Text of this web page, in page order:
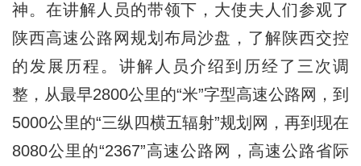
神。在讲解人员的带领下，大使夫人们参观了
陕西高速公路网规划布局沙盘，了解陕西交控
的发展历程。讲解人员介绍到历经了三次调
整，从最早2800公里的“米”字型高速公路网，到
5000公里的“三纵四横五辐射”规划网，再到现在
8080公里的“2367”高速公路网，高速公路省际